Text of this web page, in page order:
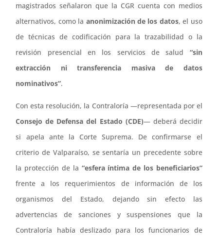
magistrados señalaron que la CGR cuenta con medios
alternativos, como la anonimización de los datos, el uso
de técnicas de codificación para la trazabilidad o la
revisión presencial en los servicios de salud “sin
extracción ni transferencia masiva de datos
nominativos”.
Con esta resolución, la Contraloría —representada por el
Consejo de Defensa del Estado (CDE)— deberá decidir
si apela ante la Corte Suprema. De confirmarse el
criterio de Valparaíso, se sentaría un precedente sobre
la protección de la “esfera íntima de los beneficiarios”
frente a los requerimientos de información de los
organismos del Estado, dejando sin efecto las
advertencias de sanciones y suspensiones que la
Contraloría había deslizado para los funcionarios de